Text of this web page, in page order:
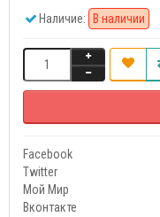
Наличие: В наличии
Facebook
Twitter
Мой Мир
Вконтакте